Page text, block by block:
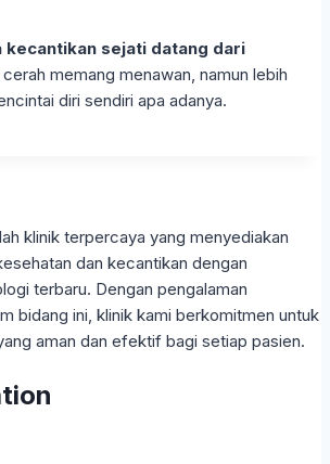
kecantikan sejati datang dari
cerah memang menawan, namun lebih
diri sendiri apa adanya.
klinik terpercaya yang menyediakan
dan kecantikan dengan
terbaru. Dengan pengalaman
bidang ini, klinik kami berkomitmen untuk
aman dan efektif bagi setiap pasien.